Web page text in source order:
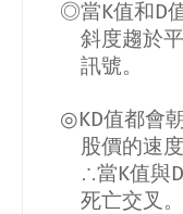
◎當K值和D
斜度趨於
訊號。
◎KD值都會
股價的速
∴當K值與D
死亡交叉。